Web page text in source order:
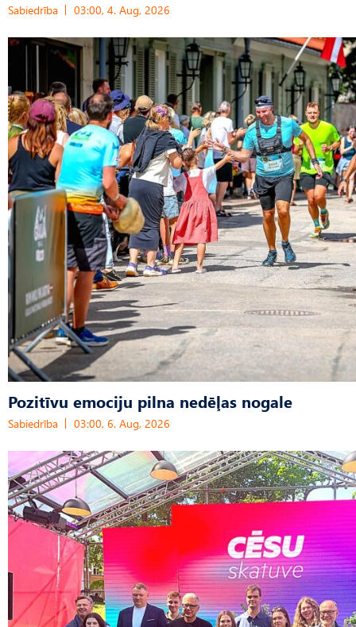
Sabiedrība 03:00, 4. Aug, 2026
Pozitīvu emociju pilna nedēļas nogale
Sabiedrība 03:00, 6. Aug, 2026